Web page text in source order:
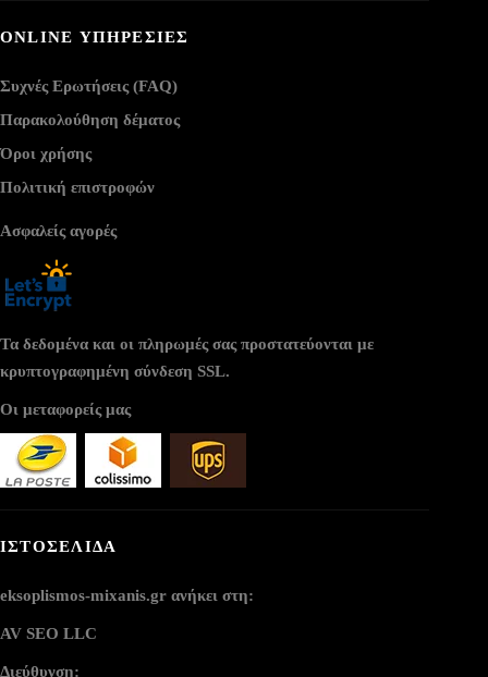
ONLINE ΥΠΗΡΕΣΙΕΣ
Συχνές Ερωτήσεις (FAQ)
Παρακολούθηση δέματος
Όροι χρήσης
Πολιτική επιστροφών
Ασφαλείς αγορές
Τα δεδομένα και οι πληρωμές σας προστατεύονται με
κρυπτογραφημένη σύνδεση SSL.
Οι μεταφορείς μας
ΙΣΤΟΣΕΛΙΔΑ
eksoplismos-mixanis.gr ανήκει στη:
AV SEO LLC
Διεύθυνση: